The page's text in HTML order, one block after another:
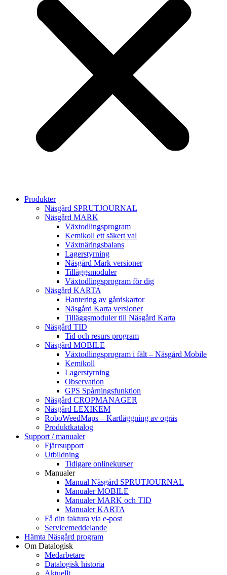
Produkter
Näsgård SPRUTJOURNAL
Näsgård MARK
Växtodlingsprogram
Kemikoll ett säkert val
Växtnäringsbalans
Lagerstyrning
Näsgård Mark versioner
Tilläggsmoduler
Växtodlingsprogram för dig
Näsgård KARTA
Hantering av gårdskartor
Näsgård Karta versioner
Tilläggsmoduler till Näsgård Karta
Näsgård TID
Tid och resurs program
Näsgård MOBILE
Växtodlingsprogram i fält – Näsgård Mobile
Kemikoll
Lagerstyrning
Observation
GPS Spårningsfunktion
Näsgård CROPMANAGER
Näsgård LEXIKEM
RoboWeedMaps – Kartläggning av ogräs
Produktkatalog
Support / manualer
Fjärrsupport
Utbildning
Tidigare onlinekurser
Manualer
Manual Näsgård SPRUTJOURNAL
Manualer MOBILE
Manualer MARK och TID
Manualer KARTA
Få din faktura via e-post
Servicemeddelande
Hämta Näsgård program
Om Datalogisk
Medarbetare
Datalogisk historia
Aktuellt